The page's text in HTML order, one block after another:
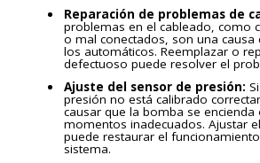
Reparación de problemas de
problemas en el cableado, como
o mal conectados, son una
los automáticos. Reemplazar o
defectuoso puede resolver el
Ajuste del sensor de presión:
presión no está calibrado
causar que la bomba se encienda
momentos inadecuados. Ajustar
puede restaurar el
sistema.